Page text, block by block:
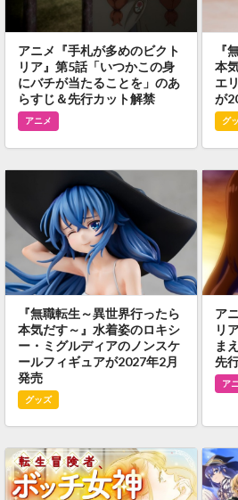
アニメ『手札が多めのビクト
リア』第5話「いつかこの身
にバチが当たることを」のあ
らすじ＆先行カット解禁
アニメ
『
本
エ
が
グ
『無職転生～異世界行ったら
本気だす～』水着姿のロキシ
ー・ミグルディアのノンスケ
ールフィギュアが2027年2月
発売
グッズ
ア
リ
ま
先
ア